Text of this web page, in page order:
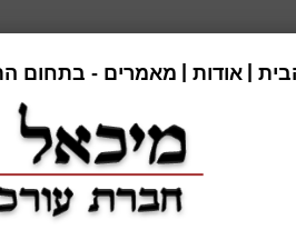
אודות מאמרים - בתחום